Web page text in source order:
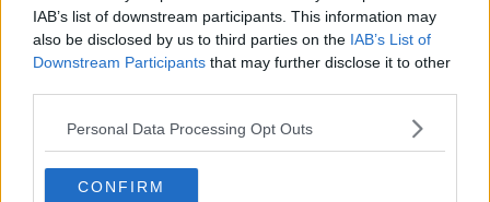
IAB’s list of downstream participants. This information may
also be disclosed by us to third parties on the IAB’s List of
Downstream Participants that may further disclose it to other
Personal Data Processing Opt Outs
CONFIRM
Il lago
Il diluvio
La classe
Insomnia
Il guardiano
Lo sgombero
Erodoto e Tucidide